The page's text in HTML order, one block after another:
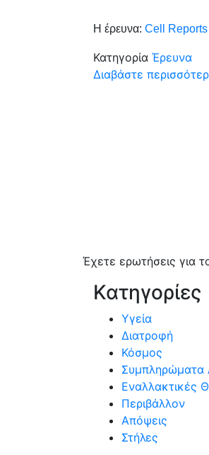
Η έρευνα: Cell
Κατηγορία Έρευνα
Διαβάστε
Έχετε ερωτήσεις για
Κατηγορίες
Υγεία
Διατροφή
Κόσμος
Συμπληρώματα
Εναλλακτικές
Περιβάλλον
Απόψεις
Στήλες